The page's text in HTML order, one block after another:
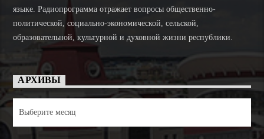
языке. Радиопрограмма отражает вопросы общественно-
политической, социально-экономической, сельской,
образовательной, культурной и духовной жизни республики.
АРХИВЫ